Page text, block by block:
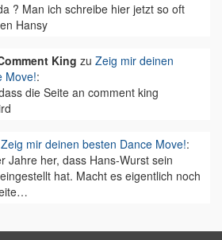
? Man ich schreibe hier jetzt so oft
Hansy
King zu Zeig mir deinen
Move!:
die Seite an comment king
Zeig mir deinen besten Dance Move!:
Jahre her, dass Hans-Wurst sein
hat. Macht es eigentlich noch